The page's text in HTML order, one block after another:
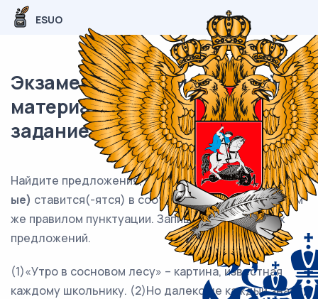
ESUO
Экзаменационный (типовой)
материал ЕГЭ / Русский / 21
задание (24) / 86
Найдите предложения, в которыхзапятая(-
ые) ставится(-ятся) в соответст-вии с одним и тем
же правилом пунктуации. Запишите номера этих
предложений.
(1)«Утро в сосновом лесу» – картина, известная
каждому школьнику. (2)Но далеко не каждый знает,